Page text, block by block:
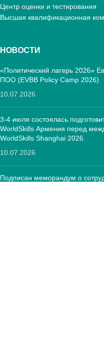
Центр оценки и тестирования
Высшая квалификационная
НОВОСТИ
«Политический лагерь 2026»
ПОО (EVBB Policy Camp 2026)
10.07.2026
3-4 июля состоялась
WorldSkills Армения перед
WorldSkills Shanghai 2026.
10.07.2026
Подписан меморандум о